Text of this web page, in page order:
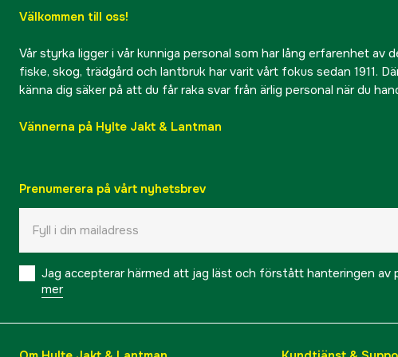
Välkommen till oss!
Vår styrka ligger i vår kunniga personal som har lång erfarenhet av
fiske, skog, trädgård och lantbruk har varit vårt fokus sedan 1911.
känna dig säker på att du får raka svar från ärlig personal när du
Vännerna på Hylte Jakt & Lantman
Prenumerera på vårt nyhetsbrev
Jag accepterar härmed att jag läst och förstått hanteringen av
mer